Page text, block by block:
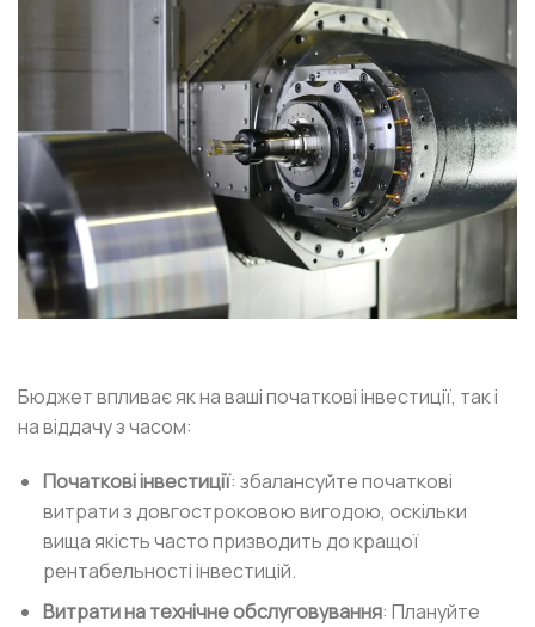
Бюджет впливає як на ваші початкові інвестиції, так і
на віддачу з часом:
Початкові інвестиції: збалансуйте початкові
витрати з довгостроковою вигодою, оскільки
вища якість часто призводить до кращої
рентабельності інвестицій.
Витрати на технічне обслуговування: Плануйте